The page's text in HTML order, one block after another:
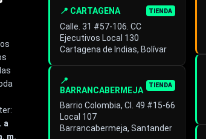
a
m.
📍 CARTAGENA TIENDA
Calle. 31 #57-106. CC
Ejecutivos Local 130
Cartagena de Indias, Bolívar
📍
BARRANCABERMEJA
TIENDA
Barrio Colombia, Cl. 49 #15-66
Local 107
Barrancabermeja, Santander